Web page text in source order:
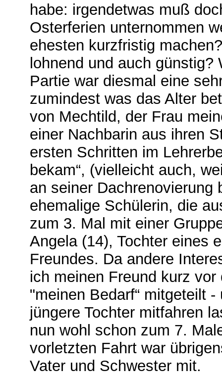
habe: irgendetwas muß
Osterferien unternommen
ehesten kurzfristig
lohnend und auch
Partie war diesmal eine
zumindest was das Alter
von Mechtild, der Frau
einer Nachbarin aus ihren
ersten Schritten im
bekam“, (vielleicht auch,
an seiner Dachrenovierung
ehemalige Schülerin, die
zum 3. Mal mit einer
Angela (14), Tochter eines
Freundes. Da andere
ich meinen Freund kurz
"meinen Bedarf“ mitgeteilt
jüngere Tochter mitfahren
nun wohl schon zum 7.
vorletzten Fahrt war
Vater und Schwester mit.